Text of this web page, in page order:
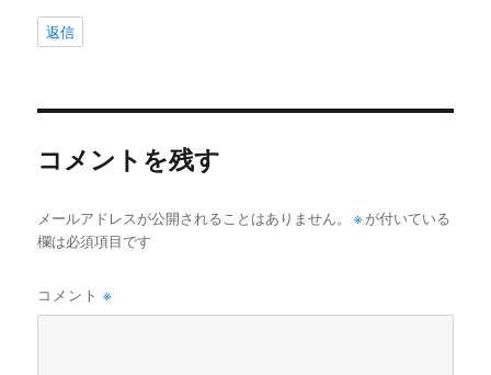
返信
コメントを残す
メールアドレスが公開されることはありません。 ※ が付いている
欄は必須項目です
コメント※